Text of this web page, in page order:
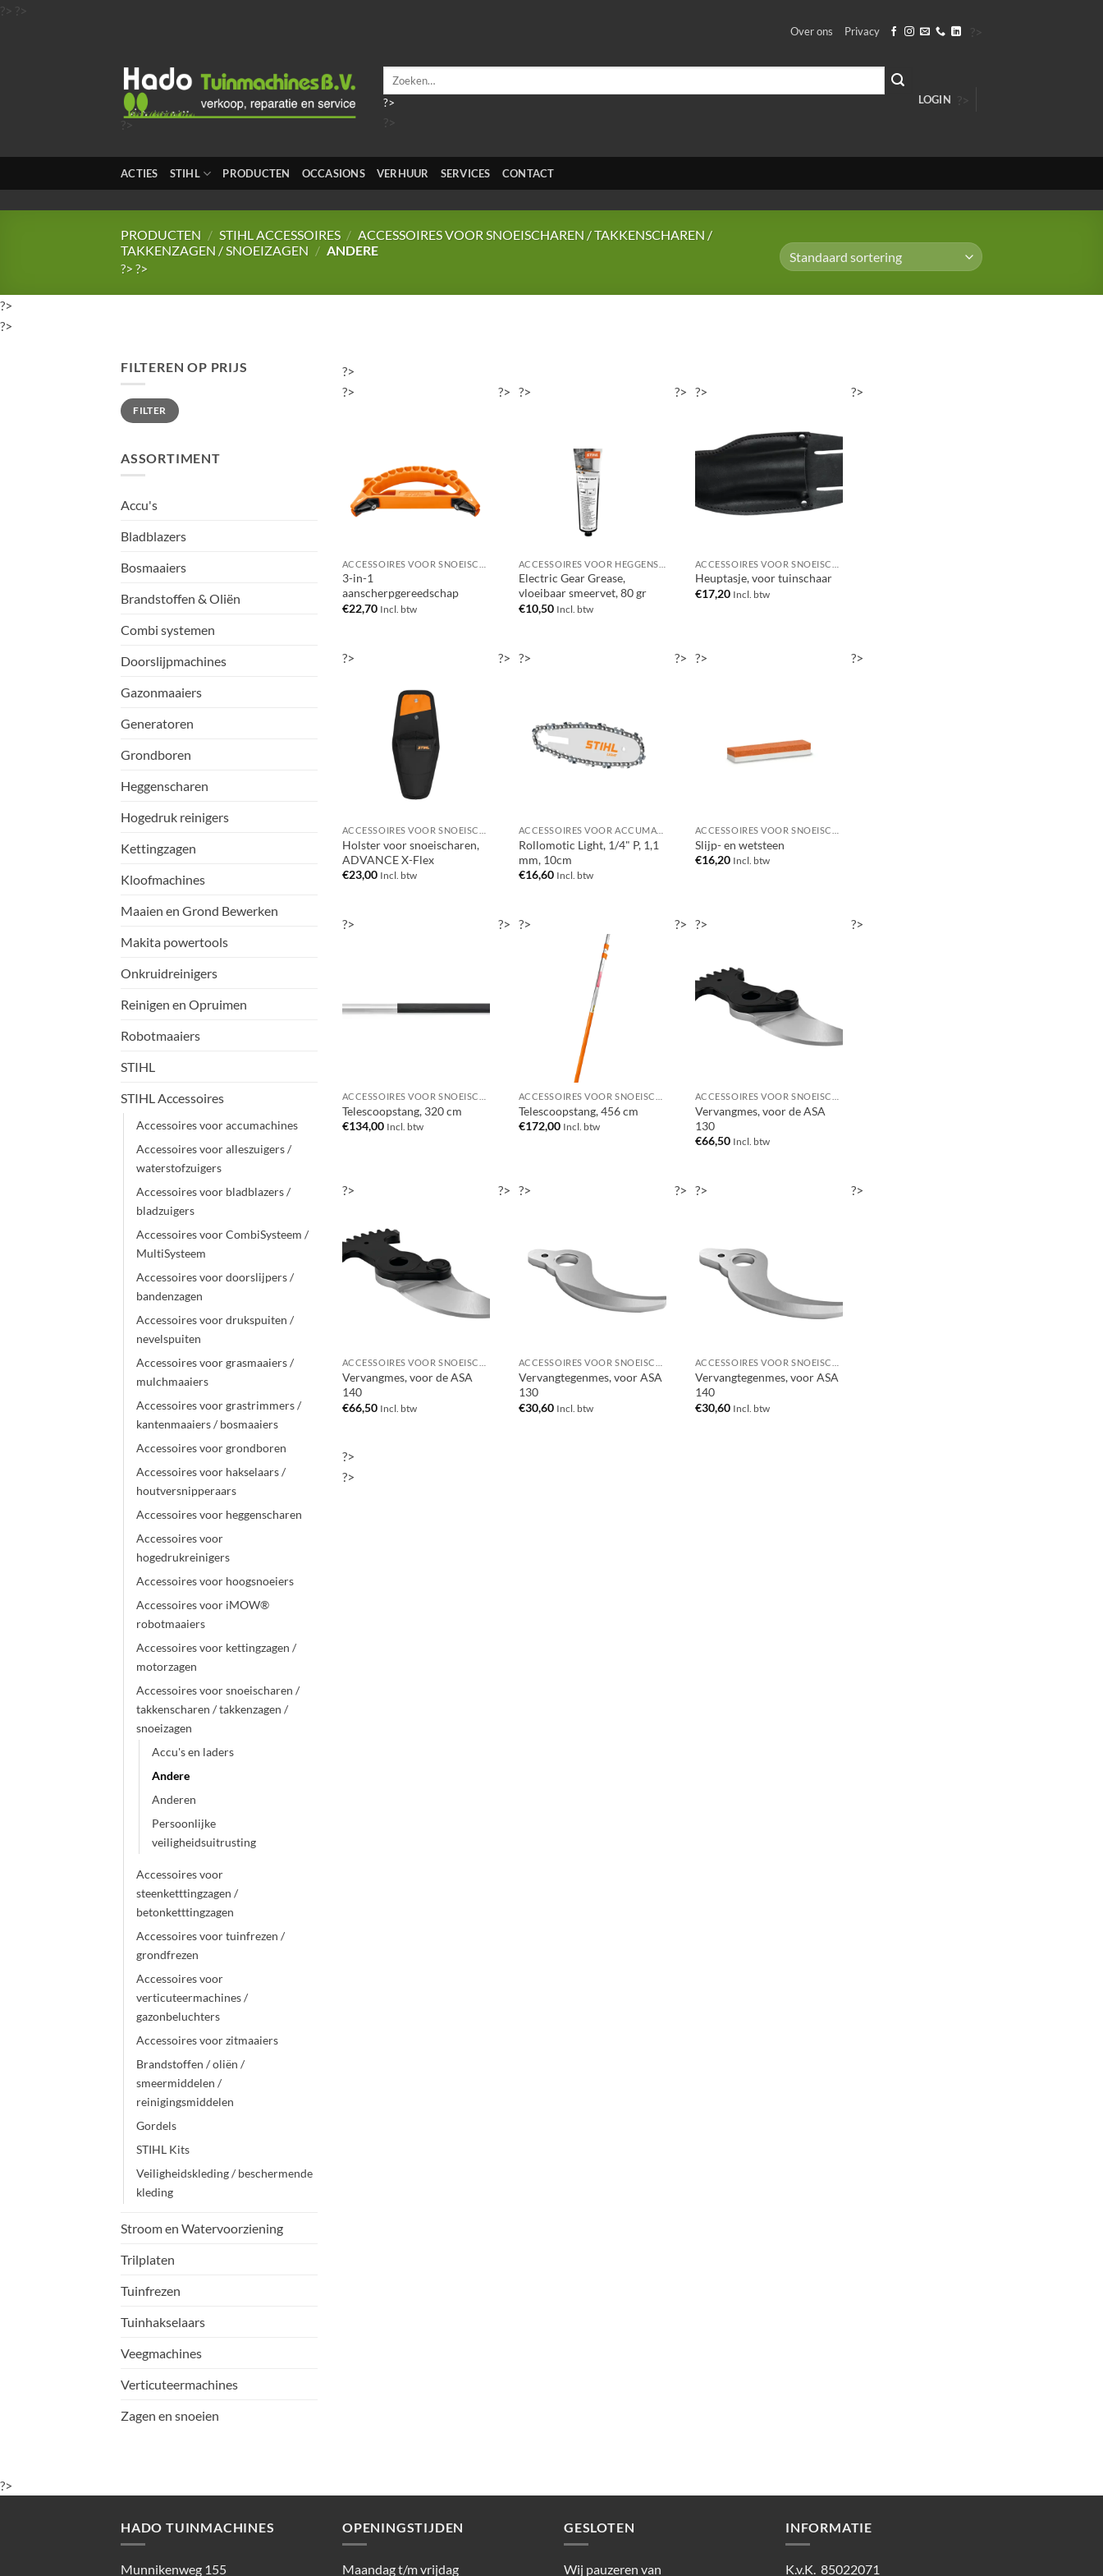
?> ?>
Over ons Privacy
?>
?>
Zoeken
?>
?>
LOGIN ?>
ACTIES STIHL PRODUCTEN OCCASIONS VERHUUR SERVICES CONTACT
PRODUCTEN / STIHL ACCESSOIRES / ACCESSOIRES VOOR SNOEISCHAREN / TAKKENSCHAREN /
TAKKENZAGEN / SNOEIZAGEN / ANDERE
?> ?>
?>
?>
FILTEREN OP PRIJS
Min.
prijs
Max.
prijsFILTER
ASSORTIMENT
Accu's
Bladblazers
Bosmaaiers
Brandstoffen & Oliën
Combi systemen
Doorslijpmachines
Gazonmaaiers
Generatoren
Grondboren
Heggenscharen
Hogedruk reinigers
Kettingzagen
Kloofmachines
Maaien en Grond Bewerken
Makita powertools
Onkruidreinigers
Reinigen en Opruimen
Robotmaaiers
STIHL
STIHL Accessoires
Accessoires voor accumachines
Accessoires voor alleszuigers /
waterstofzuigers
Accessoires voor bladblazers /
bladzuigers
Accessoires voor CombiSysteem /
MultiSysteem
Accessoires voor doorslijpers /
bandenzagen
Accessoires voor drukspuiten /
nevelspuiten
Accessoires voor grasmaaiers /
mulchmaaiers
Accessoires voor grastrimmers /
kantenmaaiers / bosmaaiers
Accessoires voor grondboren
Accessoires voor hakselaars /
houtversnipperaars
Accessoires voor heggenscharen
Accessoires voor
hogedrukreinigers
Accessoires voor hoogsnoeiers
Accessoires voor iMOW®
robotmaaiers
Accessoires voor kettingzagen /
motorzagen
Accessoires voor snoeischaren /
takkenscharen / takkenzagen /
snoeizagen
Accu's en laders
Andere
Anderen
Persoonlijke
veiligheidsuitrusting
Accessoires voor
steenketttingzagen /
betonketttingzagen
Accessoires voor tuinfrezen /
grondfrezen
Accessoires voor
verticuteermachines /
gazonbeluchters
Accessoires voor zitmaaiers
Brandstoffen / oliën /
smeermiddelen /
reinigingsmiddelen
Gordels
STIHL Kits
Veiligheidskleding / beschermende
kleding
Stroom en Watervoorziening
Trilplaten
Tuinfrezen
Tuinhakselaars
Veegmachines
Verticuteermachines
Zagen en snoeien
?>
?>
3-in-1
aanscherpgereedschap
€22,70 Incl. btw
?> ?>
Electric Gear Grease,
vloeibaar smeervet, 80 gr
€10,50 Incl. btw
?> ?>
Heuptasje, voor tuinschaar
€17,20 Incl. btw
?>
?>
Holster voor snoeischaren,
ADVANCE X-Flex
€23,00 Incl. btw
?> ?>
Rollomotic Light, 1/4" P, 1,1
mm, 10cm
€16,60 Incl. btw
?> ?>
Slijp- en wetsteen
€16,20 Incl. btw
?>
?>
Telescoopstang, 320 cm
€134,00 Incl. btw
?> ?>
Telescoopstang, 456 cm
€172,00 Incl. btw
?> ?>
Vervangmes, voor de ASA
130
€66,50 Incl. btw
?>
?>
Vervangmes, voor de ASA
140
€66,50 Incl. btw
?> ?>
Vervangtegenmes, voor ASA
130
€30,60 Incl. btw
?> ?>
Vervangtegenmes, voor ASA
140
€30,60 Incl. btw
?>
?>
?>
?>
HADO TUINMACHINES
Munnikenweg 155
OPENINGSTIJDEN
Maandag t/m vrijdag
GESLOTEN
Wij pauzeren van
INFORMATIE
K.v.K. 85022071